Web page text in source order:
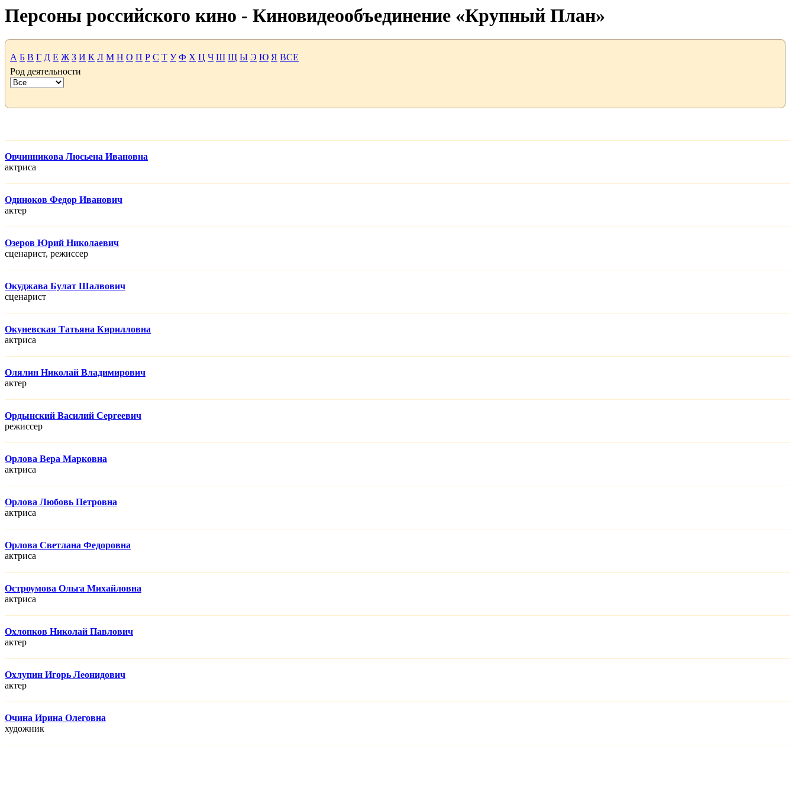
Персоны российского кино - Киновидеообъединение «Крупный План»
А Б В Г Д Е Ж З И К Л М Н О П Р С Т У Ф Х Ц Ч Ш Щ Ы Э Ю Я ВСЕ
Род деятельности
Овчинникова Люсьена Ивановна
актриса
Одиноков Федор Иванович
актер
Озеров Юрий Николаевич
сценарист, режисcер
Окуджава Булат Шалвович
сценарист
Окуневская Татьяна Кирилловна
актриса
Олялин Николай Владимирович
актер
Ордынский Василий Сергеевич
режисcер
Орлова Вера Марковна
актриса
Орлова Любовь Петровна
актриса
Орлова Светлана Федоровна
актриса
Остроумова Ольга Михайловна
актриса
Охлопков Николай Павлович
актер
Охлупин Игорь Леонидович
актер
Очина Ирина Олеговна
художник